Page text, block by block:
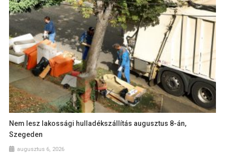
Nem lesz lakossági hulladékszállítás augusztus 8-án,
Szegeden
augusztus 6, 2026